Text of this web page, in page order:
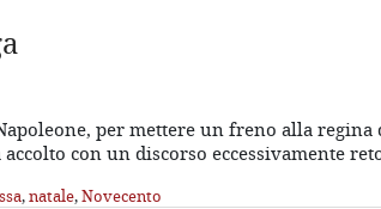
per mettere un freno alla
accolto con un discorso eccessivamente
,natale,Novecento